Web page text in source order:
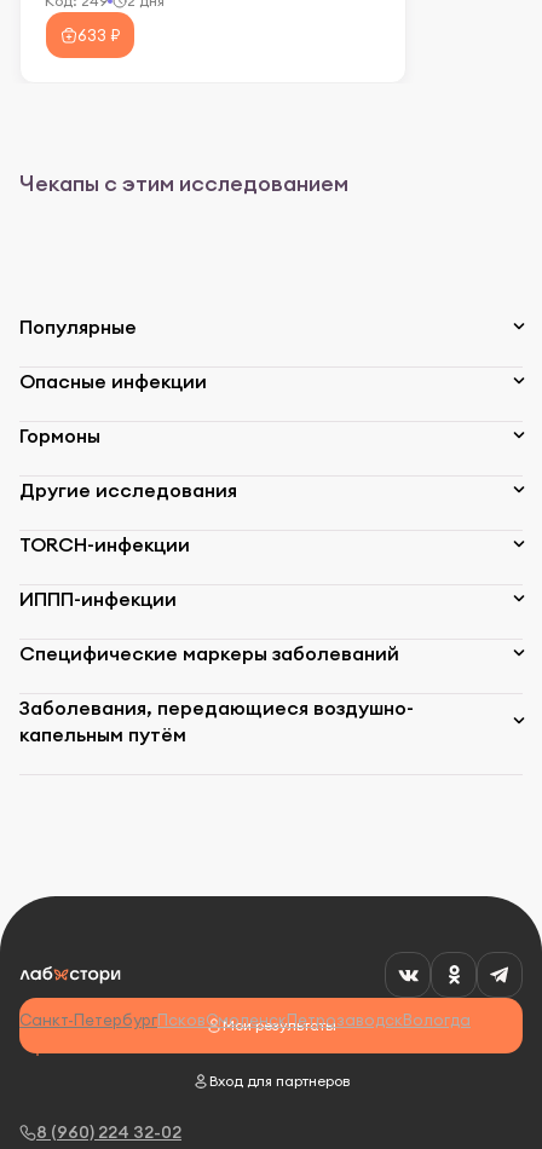
633 ₽
Чекапы с этим исследованием
Популярные
Опасные инфекции
Гормоны
Другие исследования
TORCH-инфекции
ИППП-инфекции
Специфические маркеры заболеваний
Заболевания, передающиеся воздушно-
капельным путём
8 (960) 224 32-02
Мои результаты
Вход для партнеров
Санкт-ПетербургПсковСмоленскПетрозаводскВологда